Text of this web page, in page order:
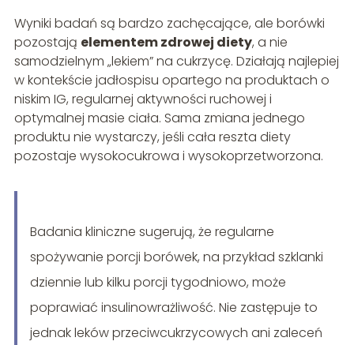
Wyniki badań są bardzo zachęcające, ale borówki
pozostają elementem zdrowej diety, a nie
samodzielnym „lekiem” na cukrzycę. Działają najlepiej
w kontekście jadłospisu opartego na produktach o
niskim IG, regularnej aktywności ruchowej i
optymalnej masie ciała. Sama zmiana jednego
produktu nie wystarczy, jeśli cała reszta diety
pozostaje wysokocukrowa i wysokoprzetworzona.
Badania kliniczne sugerują, że regularne
spożywanie porcji borówek, na przykład szklanki
dziennie lub kilku porcji tygodniowo, może
poprawiać insulinowrażliwość. Nie zastępuje to
jednak leków przeciwcukrzycowych ani zaleceń